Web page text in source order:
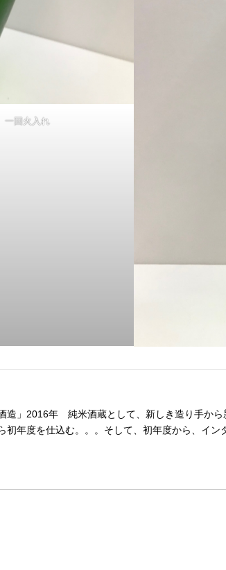
一回火入れ
造」2016年 純米酒蔵として、新しき造り手か
初年度を仕込む。。。そして、初年度から、イン